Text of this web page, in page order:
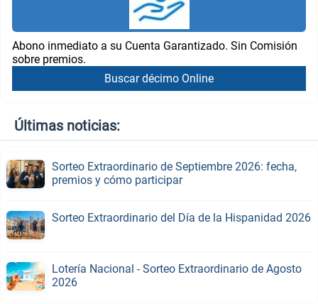
Abono inmediato a su Cuenta Garantizado. Sin Comisión
sobre premios.
Buscar décimo Online
Últimas noticias:
Sorteo Extraordinario de Septiembre 2026: fecha,
premios y cómo participar
Sorteo Extraordinario del Día de la Hispanidad 2026
Lotería Nacional - Sorteo Extraordinario de Agosto
2026